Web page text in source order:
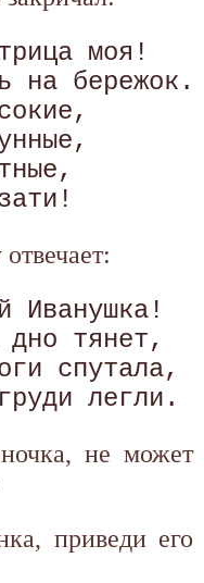
моя!
на бережок.
Иванушка!
тянет,
спутала,
не может
приведи его